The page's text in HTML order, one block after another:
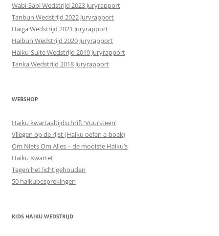
Wabi-Sabi Wedstrijd 2023 Juryrapport
Tanbun Wedstrijd 2022 Juryrapport
Haiga Wedstrijd 2021 Juryrapport
Haibun Wedstrijd 2020 Juryrapport
Haiku-Suite Wedstrijd 2019 Juryrapport
Tanka Wedstrijd 2018 Juryrapport
WEBSHOP
Haiku kwartaaltijdschrift ‘Vuursteen’
Vliegen op de rijst (Haiku oefen e-boek)
Om Niets Om Alles – de mooiste Haiku’s
Haiku Kwartet
Tegen het licht gehouden
50 haikubesprekingen
KIDS HAIKU WEDSTRIJD